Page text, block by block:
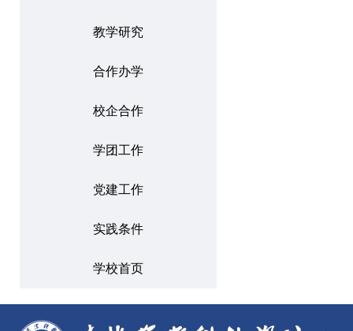
教学研究
合作办学
校企合作
学团工作
党建工作
实践条件
学校首页